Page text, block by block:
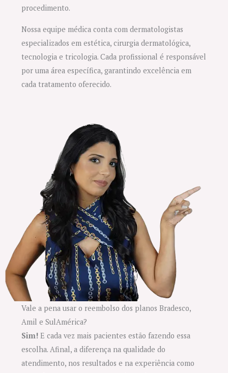
procedimento.
Nossa equipe médica conta com dermatologistas
especializados em estética, cirurgia dermatológica,
tecnologia e tricologia. Cada profissional é responsável
por uma área específica, garantindo excelência em
cada tratamento oferecido.
Vale a pena usar o reembolso dos planos Bradesco,
Amil e SulAmérica?
Sim! E cada vez mais pacientes estão fazendo essa
escolha. Afinal, a diferença na qualidade do
atendimento, nos resultados e na experiência como